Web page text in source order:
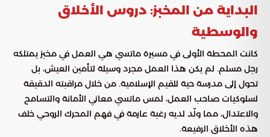
البداية من المخبز: دروس الأخلاق
والوسطية
كانت المحطة الأولى في مسيرة ماتسي هي العمل في مخبز يمتلكه
رجل مسلم. لم يكن هذا العمل مجرد وسيلة لتأمين العيش، بل
تحول إلى مدرسة حية للقيم الإسلامية. من خلال مراقبته الدقيقة
لسلوكيات صاحب العمل، لمس ماتسي معاني الأمانة والتسامح
والاعتدال، مما ولّد لديه رغبة عارمة في فهم المحرك الروحي خلف
هذه الأخلاق الرفيعة.